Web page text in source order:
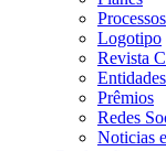
Processos
Logotipo
Revista
Entidades
Prêmios
Redes
Noticias